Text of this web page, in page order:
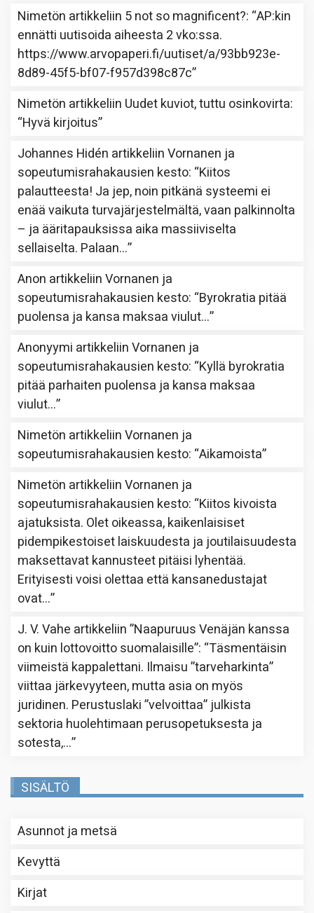
Nimetön artikkeliin 5 not so magnificent?: “AP:kin
ennätti uutisoida aiheesta 2 vko:ssa.
https://www.arvopaperi.fi/uutiset/a/93bb923e-
8d89-45f5-bf07-f957d398c87c”
Nimetön artikkeliin Uudet kuviot, tuttu osinkovirta:
“Hyvä kirjoitus”
Johannes Hidén artikkeliinVornanen ja
sopeutumisrahakausien kesto: “Kiitos
palautteesta! Ja jep, noin pitkänä systeemi ei
enää vaikuta turvajärjestelmältä, vaan palkinnolta
– ja ääritapauksissa aika massiiviselta
sellaiselta. Palaan…”
Anon artikkeliinVornanen ja
sopeutumisrahakausien kesto: “Byrokratia pitää
puolensa ja kansa maksaa viulut…”
Anonyymi artikkeliinVornanen ja
sopeutumisrahakausien kesto: “Kyllä byrokratia
pitää parhaiten puolensa ja kansa maksaa
viulut…”
Nimetön artikkeliinVornanen ja
sopeutumisrahakausien kesto: “Aikamoista”
Nimetön artikkeliinVornanen ja
sopeutumisrahakausien kesto: “Kiitos kivoista
ajatuksista. Olet oikeassa, kaikenlaisiset
pidempikestoiset laiskuudesta ja joutilaisuudesta
maksettavat kannusteet pitäisi lyhentää.
Erityisesti voisi olettaa että kansanedustajat
ovat…”
J. V. Vahe artikkeliin”Naapuruus Venäjän kanssa
on kuin lottovoitto suomalaisille”: “Täsmentäisin
viimeistä kappalettani. Ilmaisu ”tarveharkinta”
viittaa järkevyyteen, mutta asia on myös
juridinen. Perustuslaki ”velvoittaa” julkista
sektoria huolehtimaan perusopetuksesta ja
sotesta,…”
SISÄLTÖ
Asunnot ja metsä
Kevyttä
Kirjat